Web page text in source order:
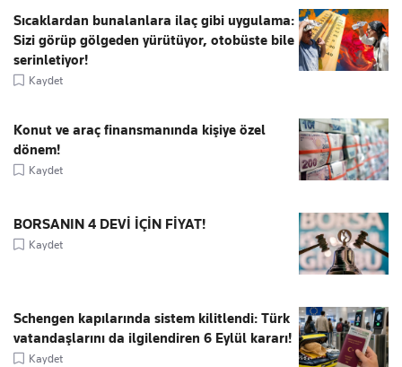
Sıcaklardan bunalanlara ilaç gibi uygulama:
Sizi görüp gölgeden yürütüyor, otobüste bile
serinletiyor!
Kaydet
Konut ve araç finansmanında kişiye özel
dönem!
Kaydet
BORSANIN 4 DEVİ İÇİN FİYAT!
Kaydet
Schengen kapılarında sistem kilitlendi: Türk
vatandaşlarını da ilgilendiren 6 Eylül kararı!
Kaydet